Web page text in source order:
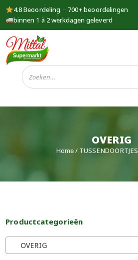
4.8 Beoordeling · 700+ beoordelingen
binnen 1 à 2 werkdagen geleverd
Supermarkt
Mittal
OVERIG
Home/ TUSSENDOORTJES
Productcategorieën
OVERIG